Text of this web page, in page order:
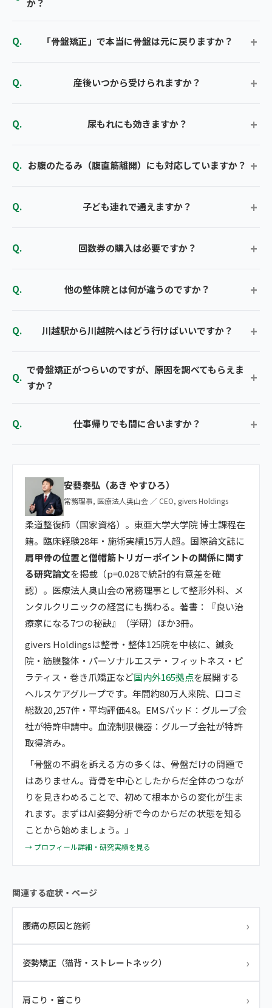
「骨盤矯正」で本当に骨盤は元に戻りますか？
産後いつから受けられますか？
尿もれにも効きますか？
お腹のたるみ（腹直筋離開）にも対応していますか？
子ども連れで通えますか？
回数券の購入は必要ですか？
他の整体院とは何が違うのですか？
川越駅から川越院へはどう行けばいいですか？
で骨盤矯正がつらいのですが、原因を調べてもらえま
すか？
仕事帰りでも間に合いますか？
安藝泰弘（あき やすひろ）
常務理事, 医療法人奥山会 ／ CEO, givers Holdings
柔道整復師（国家資格）。東亜大学大学院 博士課程在
籍。臨床経験28年・施術実績15万人超。国際論文誌に
肩甲骨の位置と僧帽筋トリガーポイントの関係に関す
る研究論文を掲載（p=0.028で統計的有意差を確
認）。医療法人奥山会の常務理事として整形外科、メ
ンタルクリニックの経営にも携わる。著書：『良い治
療家になる7つの秘訣』（学研）ほか3冊。
givers Holdingsは整骨・整体125院を中核に、鍼灸
院・筋膜整体・パーソナルエステ・フィットネス・ピ
ラティス・巻き爪矯正など国内外165拠点を展開する
ヘルスケアグループです。年間約80万人来院、口コミ
総数20,257件・平均評価4.8。EMSパッド：グループ会
社が特許申請中。血流制限機器：グループ会社が特許
取得済み。
「骨盤の不調を訴える方の多くは、骨盤だけの問題で
はありません。背骨を中心としたからだ全体のつなが
りを見きわめることで、初めて根本からの変化が生ま
れます。まずはAI姿勢分析で今のからだの状態を知る
ことから始めましょう。」
→ プロフィール詳細・研究実績を見る
関連する症状・ページ
腰痛の原因と施術 ›
姿勢矯正（猫背・ストレートネック） ›
肩こり・首こり ›